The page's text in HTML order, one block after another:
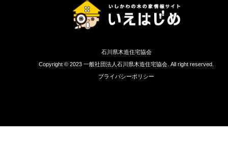
石川県木造住宅協会
Copyright © 2023 一般社団法人石川県木造住宅協会. All right reserved.
プライバシーポリシー